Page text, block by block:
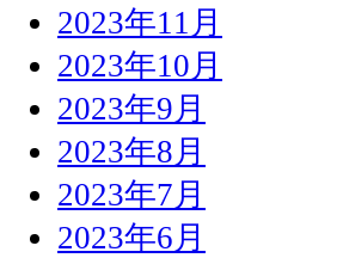
2023年11月
2023年10月
2023年9月
2023年8月
2023年7月
2023年6月